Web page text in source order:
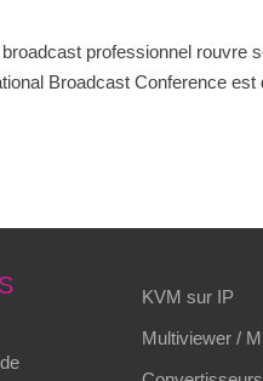
professionnel rouvre
Broadcast Conference
KVM sur IP
Multiviewer /